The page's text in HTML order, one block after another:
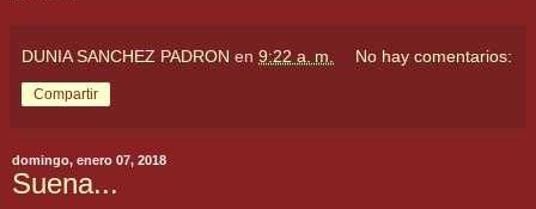
DUNIA SANCHEZ PADRON en 9:22 a. m. No hay comentarios:
Compartir
domingo, enero 07, 2018
Suena...